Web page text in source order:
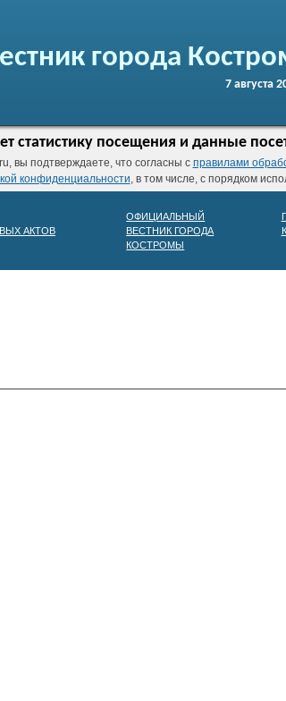
города
7 августа
статистику посещения и данные
вы подтверждаете, что согласны с правилами
конфиденциальности, в том числе, с порядком
АКТОВ
ОФИЦИАЛЬНЫЙ
ВЕСТНИК ГОРОДА
КОСТРОМЫ